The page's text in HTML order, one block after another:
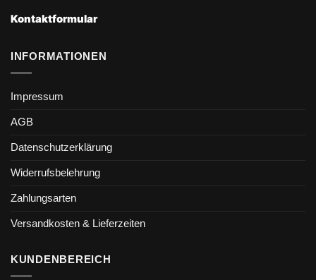
Kontaktformular
INFORMATIONEN
Impressum
AGB
Datenschutzerklärung
Widerrufsbelehrung
Zahlungsarten
Versandkosten & Lieferzeiten
KUNDENBEREICH